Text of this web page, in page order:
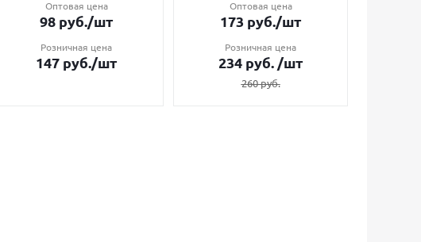
Оптовая цена
98 руб./шт
Розничная цена
147 руб./шт
Оптовая цена
173 руб./шт
Розничная цена
234 руб. /шт
260руб.